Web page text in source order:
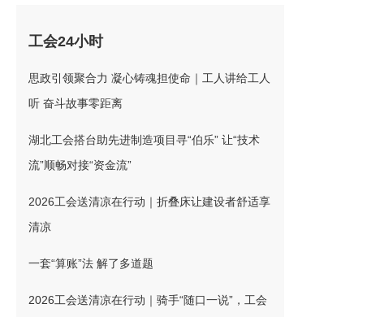
工会24小时
思政引领聚合力 凝心铸魂担使命｜工人讲给工人
听 奋斗故事零距离
湖北工会搭台助先进制造项目寻“伯乐” 让“技术
流”顺畅对接“资金流”
2026工会送清凉在行动｜折叠床让建设者舒适享
清凉
一套“算账”法 解了多道题
2026工会送清凉在行动｜骑手“随口一说”，工会